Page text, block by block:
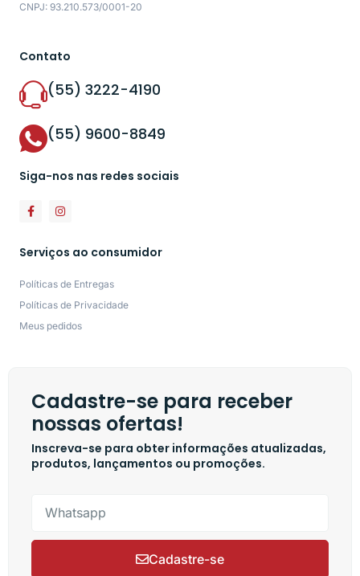
CNPJ: 93.210.573/0001-20
Contato
(55) 3222-4190
(55) 9600-8849
Siga-nos nas redes sociais
Serviços ao consumidor
Políticas de Entregas
Políticas de Privacidade
Meus pedidos
Cadastre-se para receber
nossas ofertas!
Inscreva-se para obter informações atualizadas,
produtos, lançamentos ou promoções.
Cadastre-se